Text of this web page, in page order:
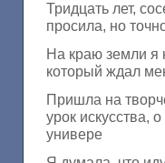
Тридцать лет,
просила, но
На краю земли я
который ждал
Пришла на
урок искусства,
универе